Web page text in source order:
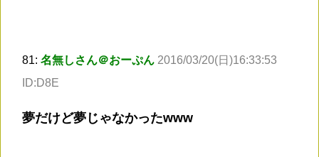
81: 名無しさん＠おーぷん 2016/03/20(日)16:33:53
ID:D8E
夢だけど夢じゃなかったwww